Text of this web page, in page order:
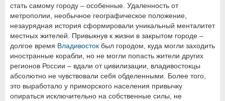
стать самому городу – особенные. Удаленность от
метрополии, необычное географическое положение,
незаурядная история сформировали уникальный менталитет
местных жителей. Привыкнув к жизни в закрытом городе –
долгое время Владивосток был городом, куда могли заходить
иностранные корабли, но не могли попасть жители других
регионов России – вдали от цивилизации, владивостокцы
абсолютно не чувствовали себя обделенными. Более того,
это выработало у приморского населения привычку
опираться исключительно на собственные силы, не